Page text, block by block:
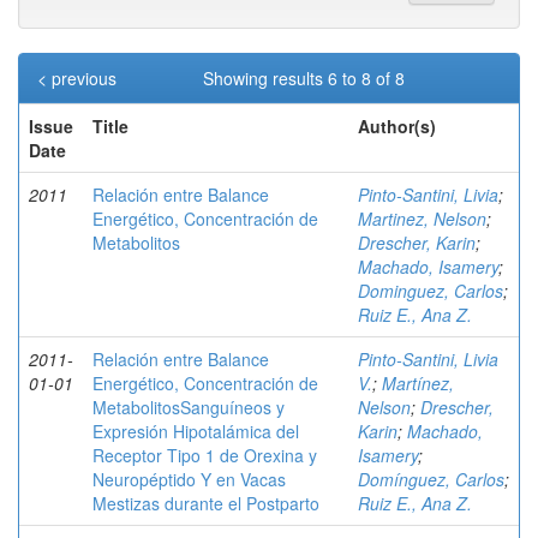
Showing results 6 to 8 of 8
< previous
Issue
Date
Title Author(s)
2011
Relación entre Balance
Energético, Concentración de
Metabolitos
Pinto-Santini, Livia;
Martinez, Nelson;
Drescher, Karin;
Machado, Isamery;
Dominguez, Carlos;
Ruiz E., Ana Z.
2011-
01-01
Relación entre Balance
Energético, Concentración de
MetabolitosSanguíneos y
Expresión Hipotalámica del
Receptor Tipo 1 de Orexina y
Neuropéptido Y en Vacas
Mestizas durante el Postparto
Pinto-Santini, Livia
V.; Martínez,
Nelson; Drescher,
Karin; Machado,
Isamery;
Domínguez, Carlos;
Ruiz E., Ana Z.